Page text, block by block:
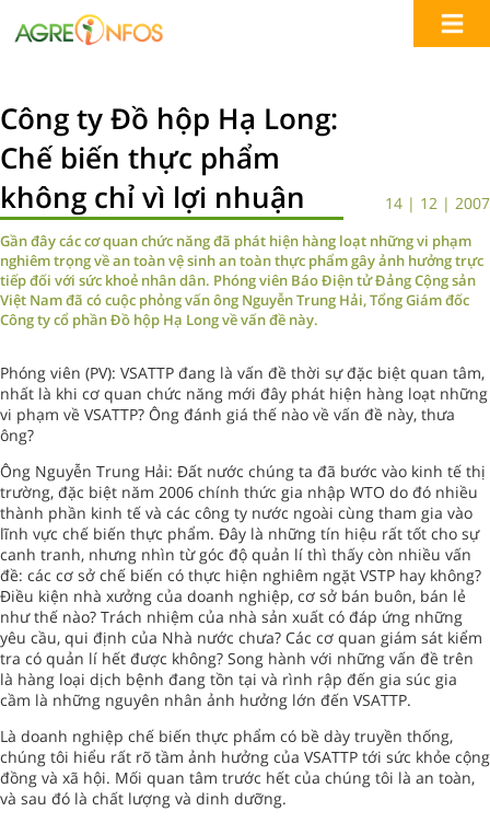
Công ty Đồ hộp Hạ Long:
Chế biến thực phẩm
không chỉ vì lợi nhuận
14 | 12 | 2007
Gần đây các cơ quan chức năng đã phát hiện hàng loạt những vi phạm
nghiêm trọng về an toàn vệ sinh an toàn thực phẩm gây ảnh hưởng trực
tiếp đối với sức khoẻ nhân dân. Phóng viên Báo Điện tử Đảng Cộng sản
Việt Nam đã có cuộc phỏng vấn ông Nguyễn Trung Hải, Tổng Giám đốc
Công ty cổ phần Đồ hộp Hạ Long về vấn đề này.
Phóng viên (PV): VSATTP đang là vấn đề thời sự đặc biệt quan tâm,
nhất là khi cơ quan chức năng mới đây phát hiện hàng loạt những
vi phạm về VSATTP? Ông đánh giá thế nào về vấn đề này, thưa
ông?
Ông Nguyễn Trung Hải: Đất nước chúng ta đã bước vào kinh tế thị
trường, đặc biệt năm 2006 chính thức gia nhập WTO do đó nhiều
thành phần kinh tế và các công ty nước ngoài cùng tham gia vào
lĩnh vực chế biến thực phẩm. Đây là những tín hiệu rất tốt cho sự
canh tranh, nhưng nhìn từ góc độ quản lí thì thấy còn nhiều vấn
đề: các cơ sở chế biến có thực hiện nghiêm ngặt VSTP hay không?
Điều kiện nhà xưởng của doanh nghiệp, cơ sở bán buôn, bán lẻ
như thế nào? Trách nhiệm của nhà sản xuất có đáp ứng những
yêu cầu, qui định của Nhà nước chưa? Các cơ quan giám sát kiểm
tra có quản lí hết được không? Song hành với những vấn đề trên
là hàng loại dịch bệnh đang tồn tại và rình rập đến gia súc gia
cầm là những nguyên nhân ảnh hưởng lớn đến VSATTP.
Là doanh nghiệp chế biến thực phẩm có bề dày truyền thống,
chúng tôi hiểu rất rõ tầm ảnh hưởng của VSATTP tới sức khỏe cộng
đồng và xã hội. Mối quan tâm trước hết của chúng tôi là an toàn,
và sau đó là chất lượng và dinh dưỡng.